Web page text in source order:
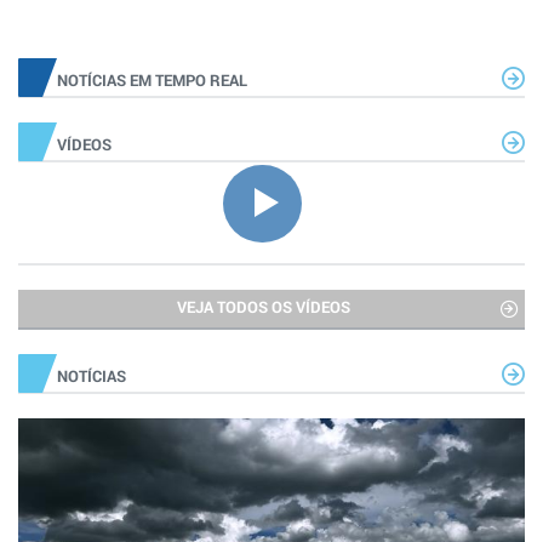
NOTÍCIAS EM TEMPO REAL
VÍDEOS
VEJA TODOS OS VÍDEOS
NOTÍCIAS